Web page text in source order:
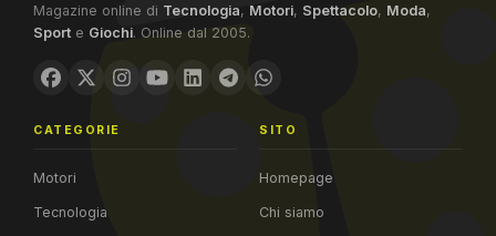
Magazine online di Tecnologia, Motori, Spettacolo, Moda,
Sport e Giochi. Online dal 2005.
CATEGORIE
Motori
Tecnologia
SITO
Homepage
Chi siamo